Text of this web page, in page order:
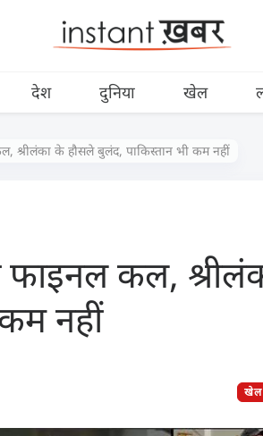
देश दुनिया खेल
श्रीलंका के हौसले बुलंद, पाकिस्तान भी कम नहीं
फाइनल कल,
नहीं
खेल